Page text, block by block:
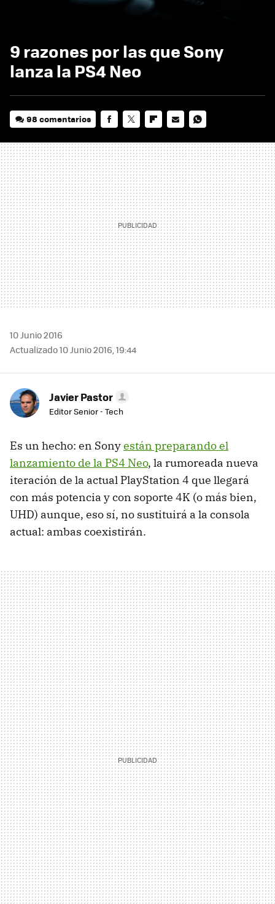
9 razones por las que Sony
lanza la PS4 Neo
98 comentarios
MAIL
10 Junio 2016
Actualizado 10 Junio 2016, 19:44
Javier Pastor
Editor Senior - Tech
Es un hecho: en Sonyestán preparando el
lanzamiento de la PS4 Neo, la rumoreada nueva
iteración de la actual PlayStation 4 que llegará
con más potencia y con soporte 4K (o más bien,
UHD) aunque, eso sí, no sustituirá a la consola
actual: ambas coexistirán.